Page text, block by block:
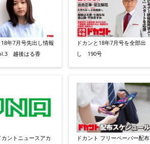
18年7月号先出し情報
越後はる香
カントニュースアカ
ドカンと18年7月号を全部出
し 190号
ドカント フリーペーパー配布